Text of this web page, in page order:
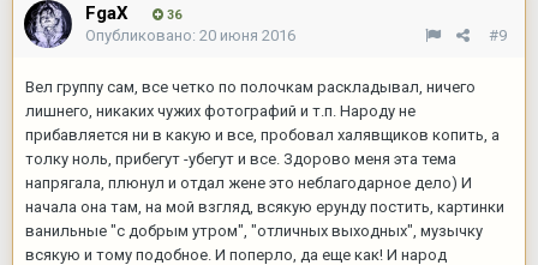
FgaX 36
#9
Опубликовано: 20 июня 2016
Вел группу сам, все четко по полочкам раскладывал, ничего
лишнего, никаких чужих фотографий и т.п. Народу не
прибавляется ни в какую и все, пробовал халявщиков копить, а
толку ноль, прибегут -убегут и все. Здорово меня эта тема
напрягала, плюнул и отдал жене это неблагодарное дело) И
начала она там, на мой взгляд, всякую ерунду постить, картинки
ванильные "с добрым утром", "отличных выходных", музычку
всякую и тому подобное. И поперло, да еще как! И народ